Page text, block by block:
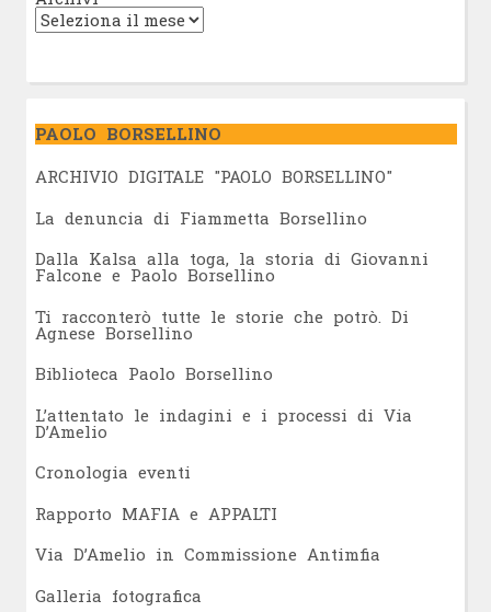
PAOLO BORSELLINO
ARCHIVIO DIGITALE "PAOLO BORSELLINO"
La denuncia di Fiammetta Borsellino
Dalla Kalsa alla toga, la storia di Giovanni
Falcone e Paolo Borsellino
Ti racconterò tutte le storie che potrò. Di
Agnese Borsellino
Biblioteca Paolo Borsellino
L’attentato le indagini e i processi di Via
D’Amelio
Cronologia eventi
Rapporto MAFIA e APPALTI
Via D’Amelio in Commissione Antimfia
Galleria fotografica